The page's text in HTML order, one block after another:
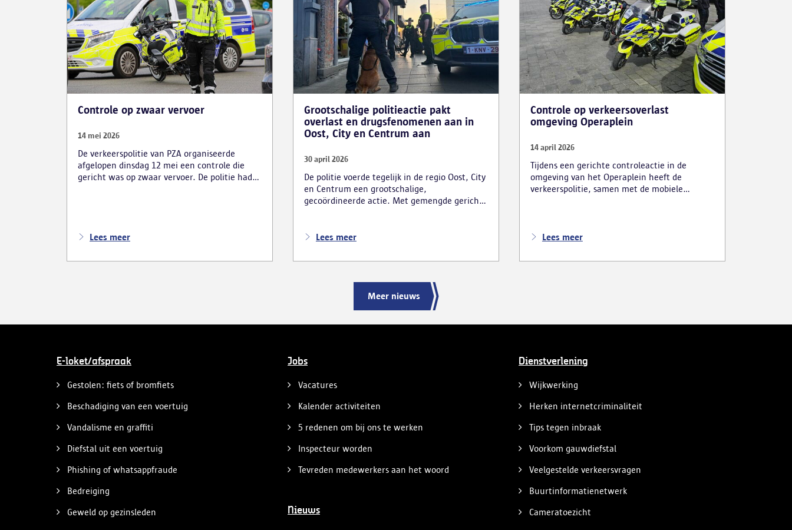
Controle op zwaar vervoer
14 mei 2026
De verkeerspolitie van PZA organiseerde
afgelopen dinsdag 12 mei een controle die
gericht was op zwaar vervoer. De politie had
TSW, VSI, RSVZ en het FAVV.
Lees meer
Grootschalige politieactie pakt
overlast en drugsfenomenen aan in
Oost, City en Centrum aan
30 april 2026
De politie voerde tegelijk in de regio Oost, City
en Centrum een grootschalige,
gecoördineerde actie. Met gemengde gerichte
drugsgerelateerde overlast terugdringen en
wijken doorbreken.
Lees meer
Controle op verkeersoverlast
omgeving Operaplein
14 april 2026
Tijdens een gerichte controleactie in de
omgeving van het Operaplein heeft de
verkeerspolitie, samen met de mobiele
uit naar de gebruikers van e-steps.
genomen of vernietigd.
Lees meer
Meer nieuws
E-loket/afspraak
Gestolen: fiets of bromfiets
Beschadiging van een voertuig
Vandalisme en graffiti
Diefstal uit een voertuig
Phishing of whatsappfraude
Bedreiging
Geweld op gezinsleden
Jobs
Vacatures
Kalender activiteiten
5 redenen om bij ons te werken
Inspecteur worden
Tevreden medewerkers aan het woord
Nieuws
Dienstverlening
Wijkwerking
Herken internetcriminaliteit
Tips tegen inbraak
Voorkom gauwdiefstal
Veelgestelde verkeersvragen
Buurtinformatienetwerk
Cameratoezicht